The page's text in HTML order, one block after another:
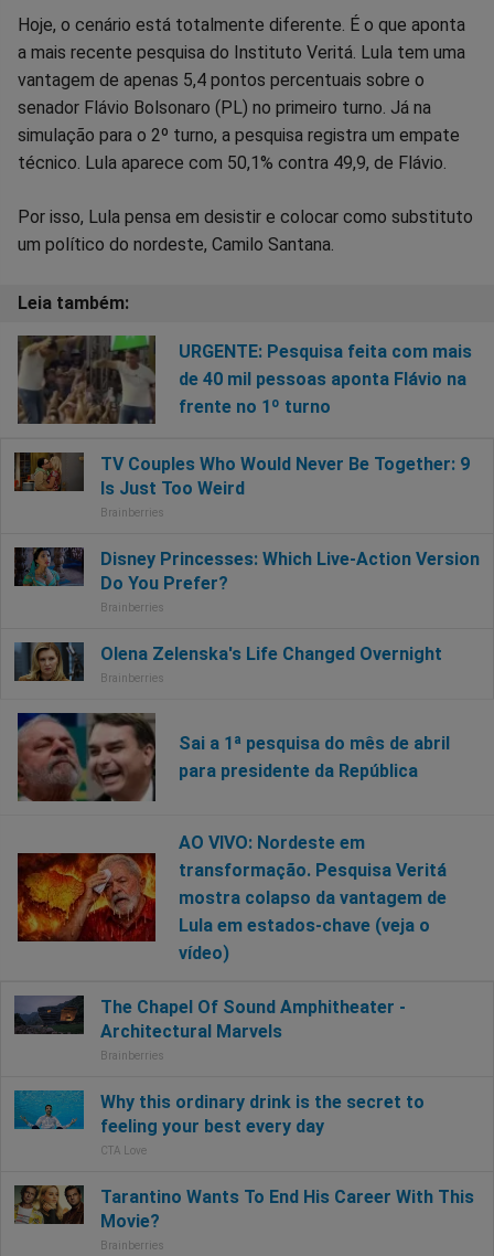
FacebookWhatsappTwitterMessengerTelegramGettr
Hoje, o cenário está totalmente diferente. É o que aponta
a mais recente pesquisa do Instituto Veritá. Lula tem uma
vantagem de apenas 5,4 pontos percentuais sobre o
senador Flávio Bolsonaro (PL) no primeiro turno. Já na
simulação para o 2º turno, a pesquisa registra um empate
técnico. Lula aparece com 50,1% contra 49,9, de Flávio.
Por isso, Lula pensa em desistir e colocar como substituto
um político do nordeste, Camilo Santana.
URGENTE: Pesquisa feita com mais
de 40 mil pessoas aponta Flávio na
frente no 1º turno
Sai a 1ª pesquisa do mês de abril
para presidente da República
AO VIVO: Nordeste em
transformação. Pesquisa Veritá
mostra colapso da vantagem de
Lula em estados-chave (veja o
vídeo)